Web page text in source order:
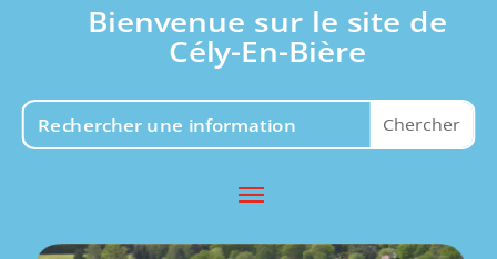
Bienvenue sur le site de
Cély-En-Bière